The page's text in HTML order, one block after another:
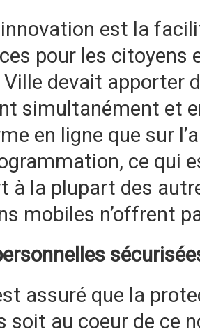
est la
pour les citoyens
devait apporter
simultanément et
en ligne que sur
ce qui
à la plupart des
mobiles n’offrent
assuré que la
soit au coeur de ce